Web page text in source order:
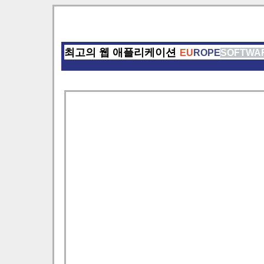
최고의 웹 애플리케이션 EU ROPE